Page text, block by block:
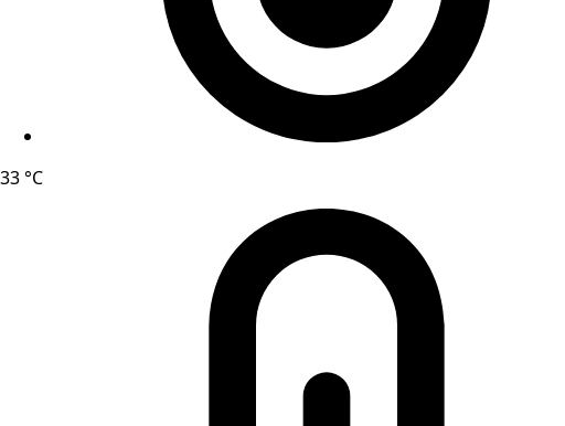
33 °C